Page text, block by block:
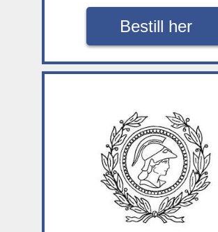
Bestill her